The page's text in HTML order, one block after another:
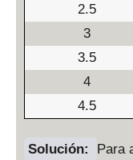
2.5
3
3.5
4
4.5
Solución:
Para